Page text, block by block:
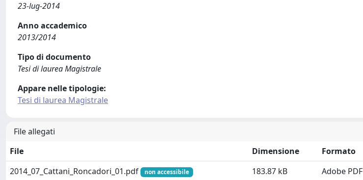
23-lug-2014
Anno accademico
2013/2014
Tipo di documento
Tesi di laurea Magistrale
Appare nelle tipologie:
Tesi di laurea Magistrale
File allegati
File
Dimensione
Formato
2014_07_Cattani_Roncadori_01.pdf
non accessibile 183.87 kB Adobe PDF